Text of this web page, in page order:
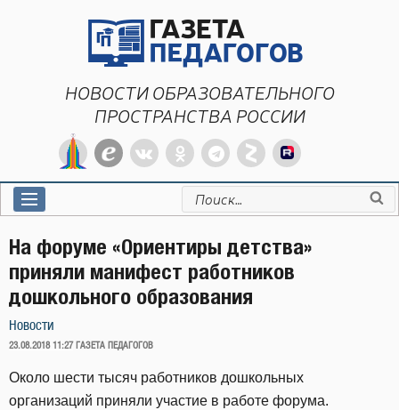
НОВОСТИ ОБРАЗОВАТЕЛЬНОГО
ПРОСТРАНСТВА РОССИИ
Искать:
На форуме «Ориентиры детства»
приняли манифест работников
дошкольного образования
Новости
ОПУБЛИКОВАНО
23.08.2018 11:27 ГАЗЕТА ПЕДАГОГОВ
Около шести тысяч работников дошкольных
организаций приняли участие в работе форума.